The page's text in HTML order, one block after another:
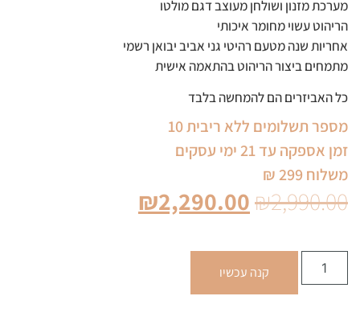
מערכת מזנון ושולחן מעוצב דגם מולטו
הריהוט עשוי מחומר איכותי
אחריות שנה מטעם רהיטי גני אביב יבואן רשמי
מתמחים ביצור הריהוט בהתאמה אישית
כל האביזרים הם להמחשה בלבד
מספר תשלומים ללא ריבית 10
זמן אספקה עד 21 ימי עסקים
משלוח 299 ₪
₪2,990.00
₪2,290.00
קנה עכשיו